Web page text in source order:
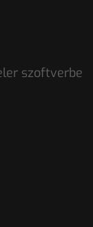
szoftverbe